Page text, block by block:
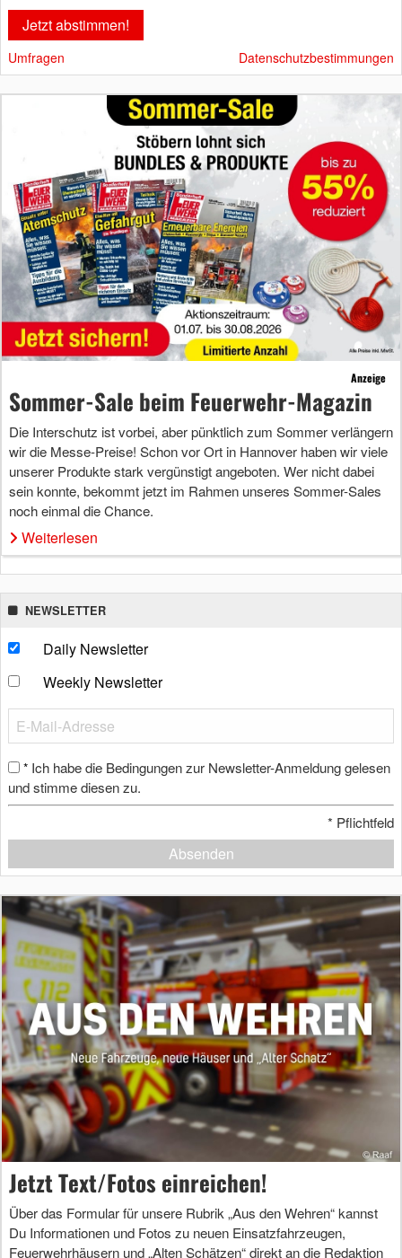
Umfragen Datenschutzbestimmungen
Anzeige
Sommer-Sale beim Feuerwehr-Magazin
Die Interschutz ist vorbei, aber pünktlich zum Sommer verlängern
wir die Messe-Preise! Schon vor Ort in Hannover haben wir viele
unserer Produkte stark vergünstigt angeboten. Wer nicht dabei
sein konnte, bekommt jetzt im Rahmen unseres Sommer-Sales
noch einmal die Chance.
Weiterlesen
NEWSLETTER
Daily Newsletter
Weekly Newsletter
* Ich habe die Bedingungen zur Newsletter-Anmeldung gelesen
und stimme diesen zu.
* Pflichtfeld
Absenden
Jetzt Text/Fotos einreichen!
Über das Formular für unsere Rubrik „Aus den Wehren“ kannst
Du Informationen und Fotos zu neuen Einsatzfahrzeugen,
Feuerwehrhäusern und „Alten Schätzen“ direkt an die Redaktion